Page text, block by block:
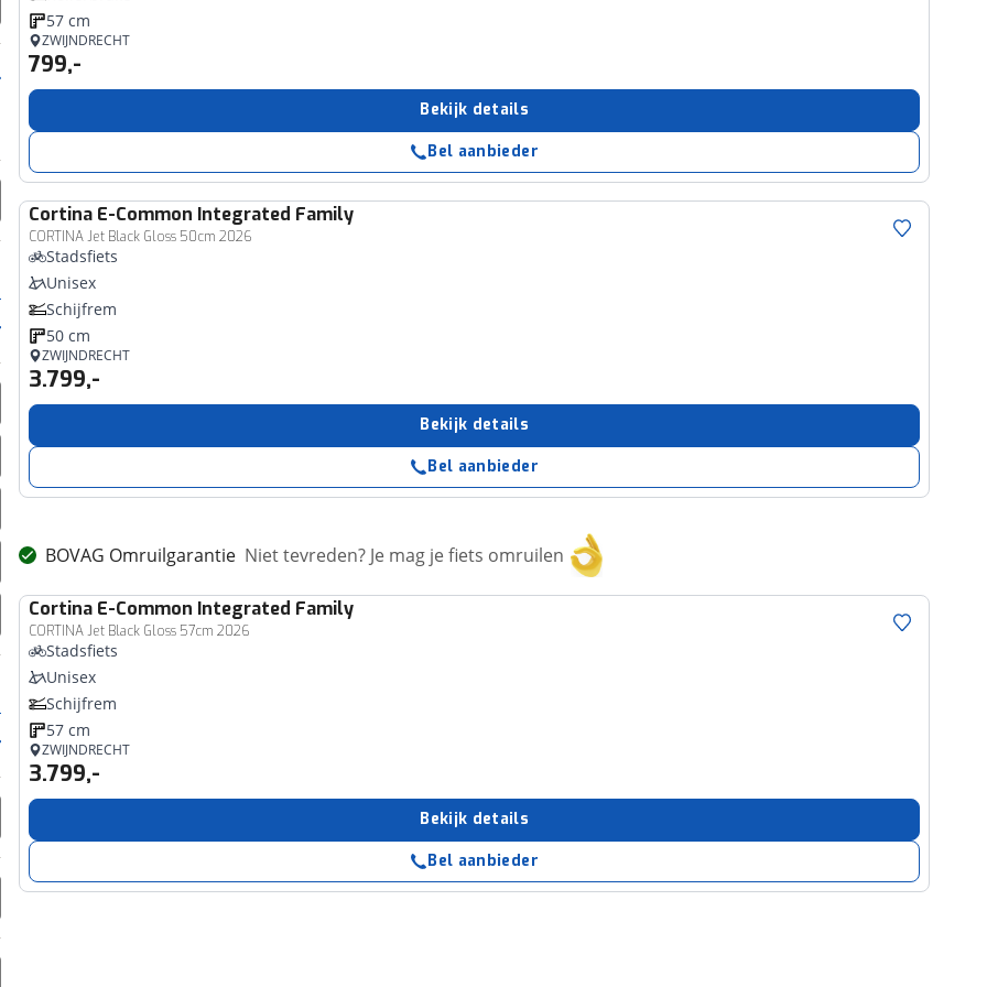
57 cm
ZWIJNDRECHT
799,-
Bekijk details
Bel aanbieder
Cortina E-Common Integrated Family
CORTINA Jet Black Gloss 50cm 2026
Stadsfiets
Unisex
Schijfrem
50 cm
ZWIJNDRECHT
3.799,-
Bekijk details
Bel aanbieder
BOVAG Omruilgarantie Niet tevreden? Je mag je fiets omruilen
Cortina E-Common Integrated Family
CORTINA Jet Black Gloss 57cm 2026
Stadsfiets
Unisex
Schijfrem
57 cm
ZWIJNDRECHT
3.799,-
Bekijk details
Bel aanbieder